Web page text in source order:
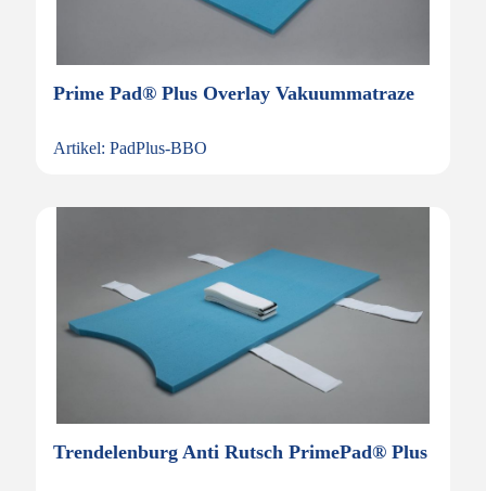
Prime Pad® Plus Overlay Vakuummatraze
Artikel: PadPlus-BBO
Trendelenburg Anti Rutsch PrimePad® Plus